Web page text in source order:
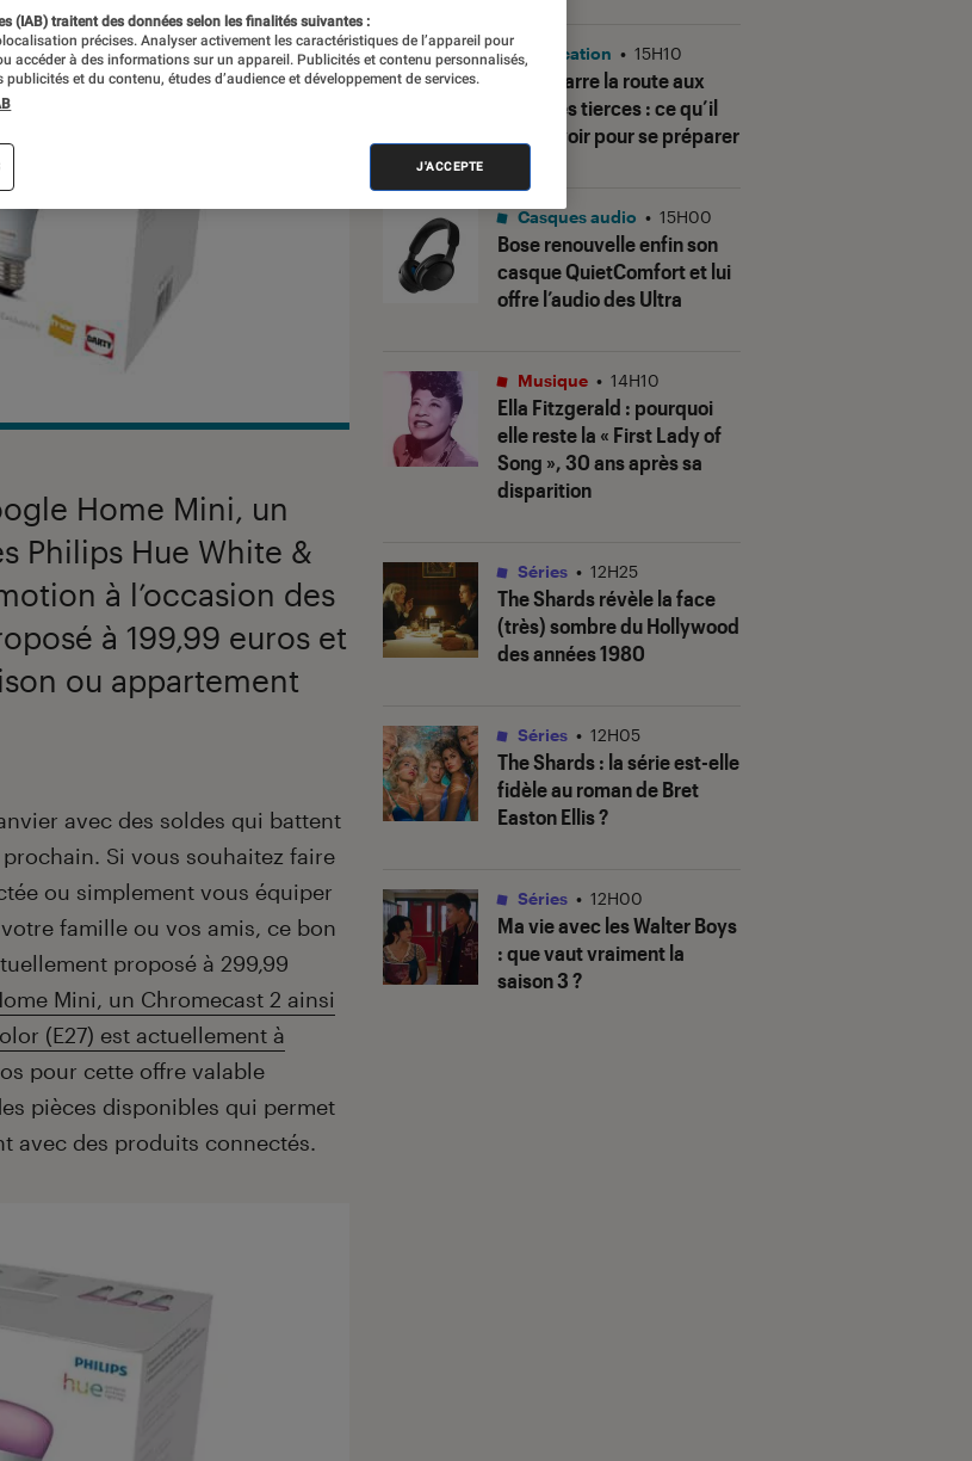
Home Mini, un
Philips Hue White &
à l’occasion des
à 199,99 euros et
ou appartement
avec des soldes qui battent
Si vous souhaitez faire
ou simplement vous équiper
famille ou vos amis, ce bon
proposé à 299,99
Mini, un Chromecast 2 ainsi
(E27) est actuellement à
pour cette offre valable
pièces disponibles qui permet
avec des produits connectés.
Gmail barre la route aux
adresses tierces : ce qu’il
faut savoir pour se préparer
Application • 15H10
Bose renouvelle enfin son
casque QuietComfort et lui
offre l’audio des Ultra
Casques audio • 15H00
Ella Fitzgerald : pourquoi
elle reste la « First Lady of
Song », 30 ans après sa
disparition
Musique • 14H10
The Shardsrévèle la face
(très) sombre du Hollywood
des années 1980
Séries • 12H25
The Shards: la série est-elle
fidèle au roman de Bret
Easton Ellis ?
Séries • 12H05
Ma vie avec les Walter Boys
: que vaut vraiment la
saison 3 ?
Séries • 12H00
(IAB) traitent des données selon les finalités suivantes :
précises. Analyser activement les caractéristiques de l’appareil pour
accéder à des informations sur un appareil. Publicités et contenu personnalisés,
publicités et du contenu, études d’audience et développement de services.
J'ACCEPTE